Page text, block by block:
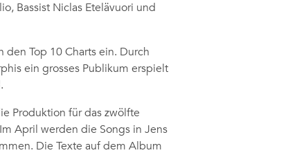
Bassist Niclas Etelävuori und
Top 10 Charts ein. Durch
ein grosses Publikum erspielt
Produktion für das zwölfte
April werden die Songs in Jens
Die Texte auf dem Album